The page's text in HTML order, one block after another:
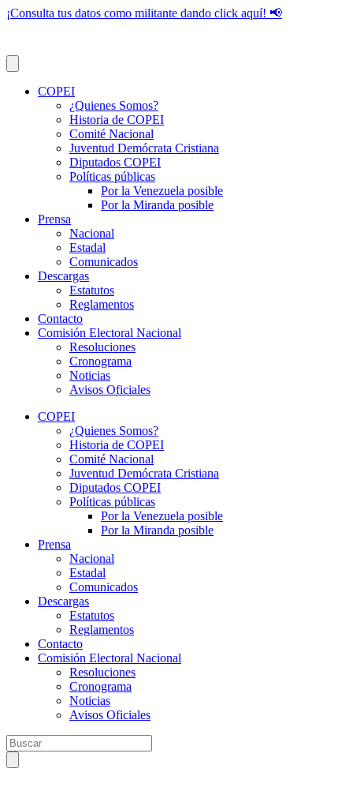
¡Consulta tus datos como militante dando click aquí! 📢
COPEI
¿Quienes Somos?
Historia de COPEI
Comité Nacional
Juventud Demócrata Cristiana
Diputados COPEI
Políticas públicas
Por la Venezuela posible
Por la Miranda posible
Prensa
Nacional
Estadal
Comunicados
Descargas
Estatutos
Reglamentos
Contacto
Comisión Electoral Nacional
Resoluciones
Cronograma
Noticias
Avisos Oficiales
COPEI
¿Quienes Somos?
Historia de COPEI
Comité Nacional
Juventud Demócrata Cristiana
Diputados COPEI
Políticas públicas
Por la Venezuela posible
Por la Miranda posible
Prensa
Nacional
Estadal
Comunicados
Descargas
Estatutos
Reglamentos
Contacto
Comisión Electoral Nacional
Resoluciones
Cronograma
Noticias
Avisos Oficiales